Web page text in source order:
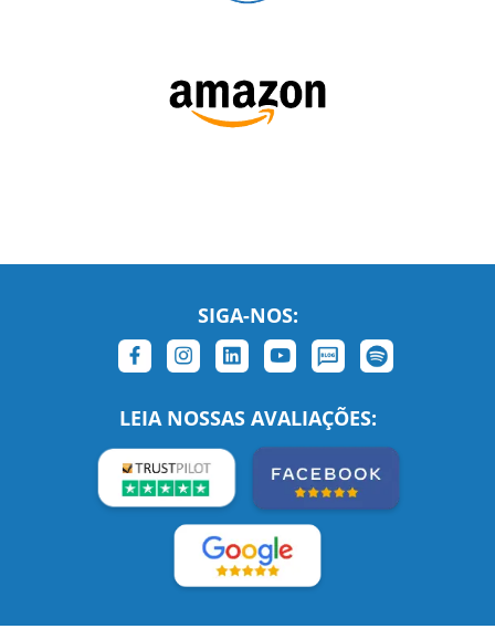
SIGA-NOS:
LEIA NOSSAS AVALIAÇÕES: